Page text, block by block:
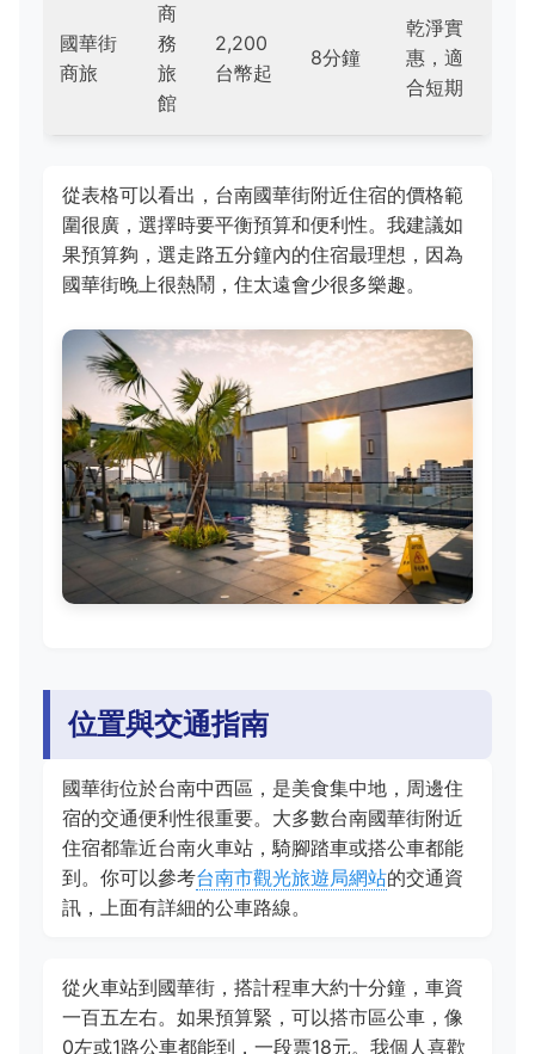
國華街
商旅
商
務
旅
館
2,200
台幣起
8分鐘
乾淨實
惠，適
合短期
從表格可以看出，台南國華街附近住宿的價格範
圍很廣，選擇時要平衡預算和便利性。我建議如
果預算夠，選走路五分鐘內的住宿最理想，因為
國華街晚上很熱鬧，住太遠會少很多樂趣。
位置與交通指南
國華街位於台南中西區，是美食集中地，周邊住
宿的交通便利性很重要。大多數台南國華街附近
住宿都靠近台南火車站，騎腳踏車或搭公車都能
到。你可以參考台南市觀光旅遊局網站的交通資
訊，上面有詳細的公車路線。
從火車站到國華街，搭計程車大約十分鐘，車資
一百五左右。如果預算緊，可以搭市區公車，像
0左或1路公車都能到，一段票18元。我個人喜歡